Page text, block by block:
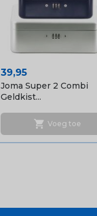
Prijs
39,95
Joma Super 2 Combi
Geldkist...
shopping_cart Voeg toe